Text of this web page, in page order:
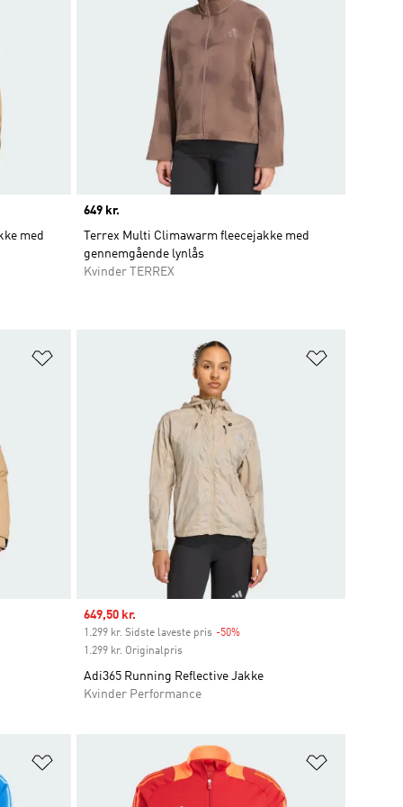
med
Price
649 kr.
Terrex Multi Climawarm fleecejakke med
gennemgående lynlås
Kvinder TERREX
Sale price
649,50 kr.
1.299 kr. Sidste laveste pris -50%Discount
1.299 kr. Originalpris
Adi365 Running Reflective Jakke
Kvinder Performance